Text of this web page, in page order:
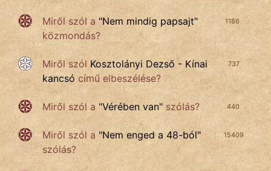
1186
Miről szól a "Nem mindig papsajt"
közmondás?
737
Miről szól Kosztolányi Dezső - Kínai
kancsó című elbeszélése?
440
Miről szól a "Vérében van" szólás?
15409
Miről szól a "Nem enged a 48-ból"
szólás?